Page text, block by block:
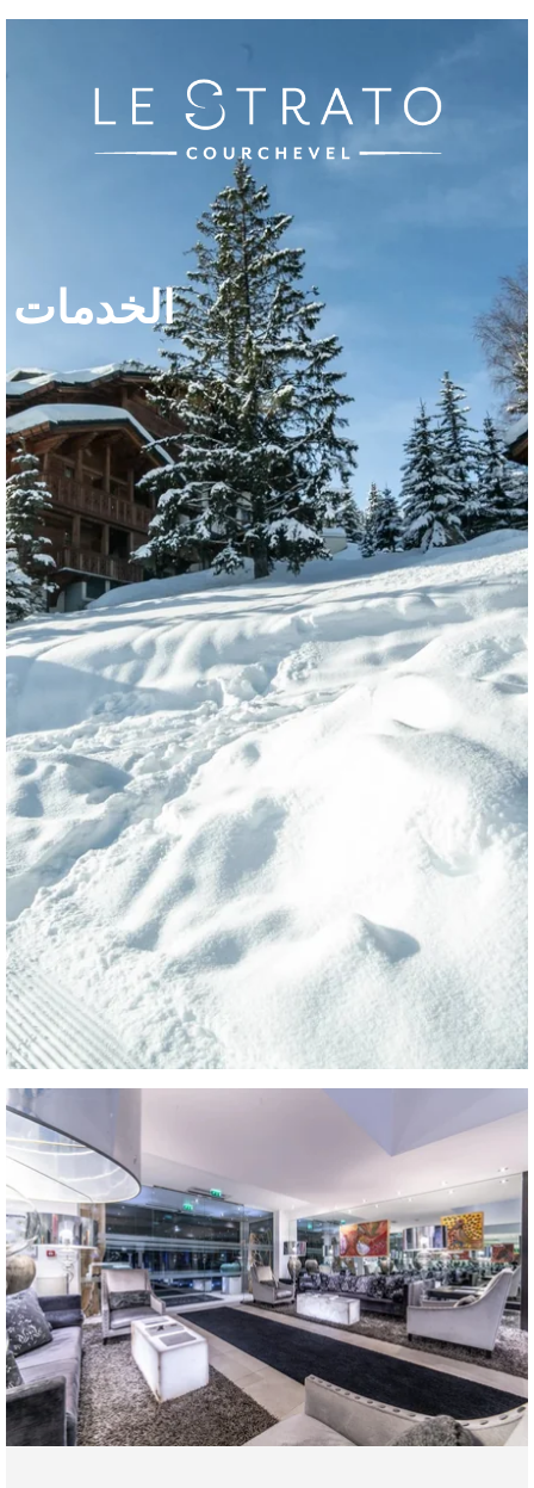
الخدمات